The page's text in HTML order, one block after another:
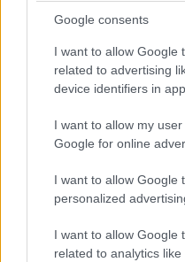
Google consents
I want to allow Google
related to advertising
device identifiers in
I want to allow my
Google for online
I want to allow Google
personalized
I want to allow Google
related to analytics
ΣΧΌΛΙΑ